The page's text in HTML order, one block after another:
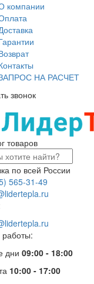
компании
НА РАСЧЕТ
звонок
товаров
по всей России
565-31-49
дни 09:00 - 18:00
10:00 - 17:00